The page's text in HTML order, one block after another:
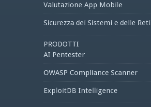
Valutazione App Mobile
Sicurezza dei Sistemi e delle Reti
PRODOTTI
AI Pentester
OWASP Compliance Scanner
ExploitDB Intelligence